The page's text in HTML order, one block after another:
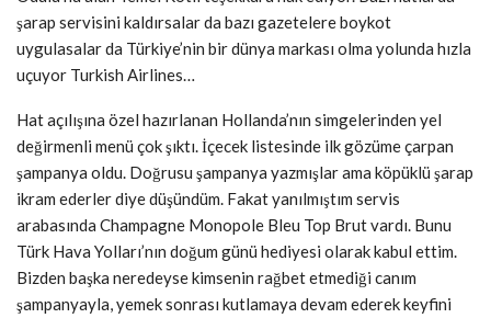
şarap servisini kaldırsalar da bazı gazetelere boykot
uygulasalar da Türkiye’nin bir dünya markası olma yolunda hızla
uçuyor Turkish Airlines…
Hat açılışına özel hazırlanan Hollanda’nın simgelerinden yel
değirmenli menü çok şıktı. İçecek listesinde ilk gözüme çarpan
şampanya oldu. Doğrusu şampanya yazmışlar ama köpüklü şarap
ikram ederler diye düşündüm. Fakat yanılmıştım servis
arabasında Champagne Monopole Bleu Top Brut vardı. Bunu
Türk Hava Yolları’nın doğum günü hediyesi olarak kabul ettim.
Bizden başka neredeyse kimsenin rağbet etmediği canım
şampanyayla, yemek sonrası kutlamaya devam ederek keyfini